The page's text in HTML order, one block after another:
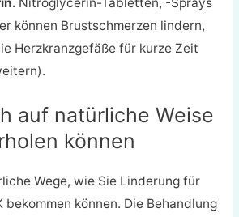
Nitroglycerin-Tabletten, -Sprays
können Brustschmerzen lindern,
Herzkranzgefäße für kurze Zeit
auf natürliche Weise
können
Wege, wie Sie Linderung für
bekommen können. Die Behandlung